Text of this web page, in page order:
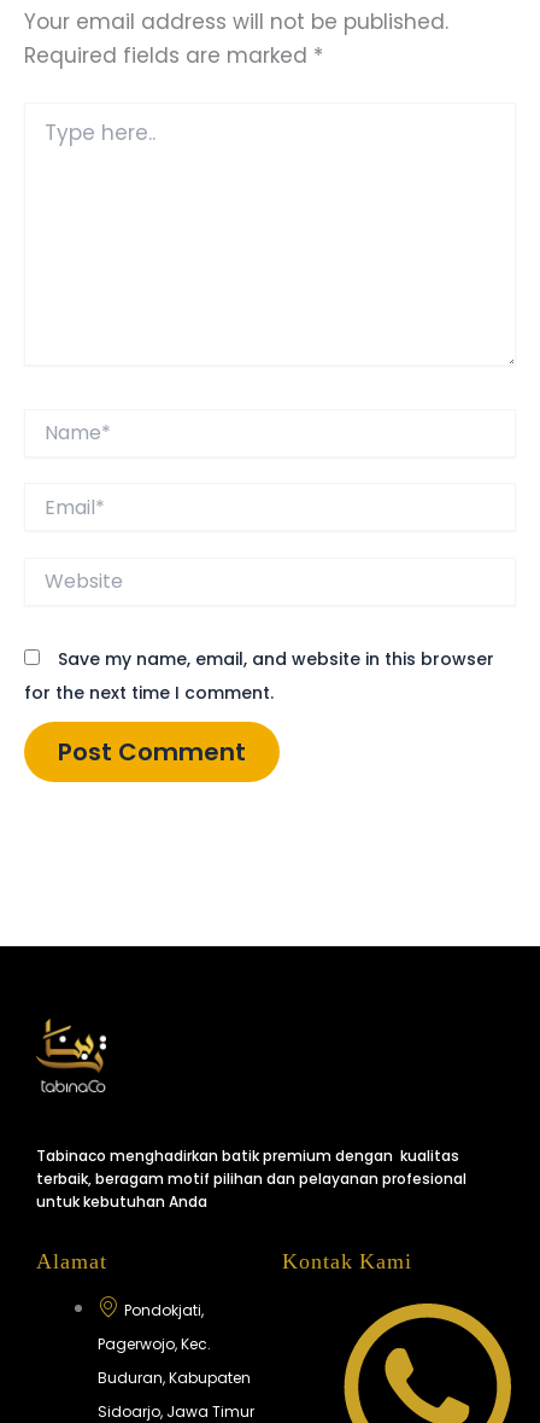
Your email address will not be published.
Required fields are marked *
here..
Website
Save my name, email, and website in this browser
for the next time I comment.
Tabinaco menghadirkan batik premium dengan kualitas
terbaik, beragam motif pilihan dan pelayanan profesional
untuk kebutuhan Anda
Alamat
Pondokjati,
Pagerwojo, Kec.
Buduran, Kabupaten
Sidoarjo, Jawa Timur
Kontak Kami